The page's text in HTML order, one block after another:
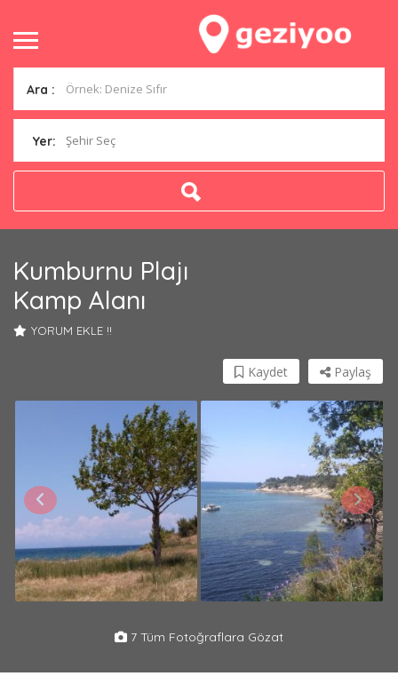
Ara :
Yer: Şehir Seç
Kumburnu Plajı
Kamp Alanı
YORUM EKLE !!
Paylaş
Kaydet
7 Tüm Fotoğraflara Gözat